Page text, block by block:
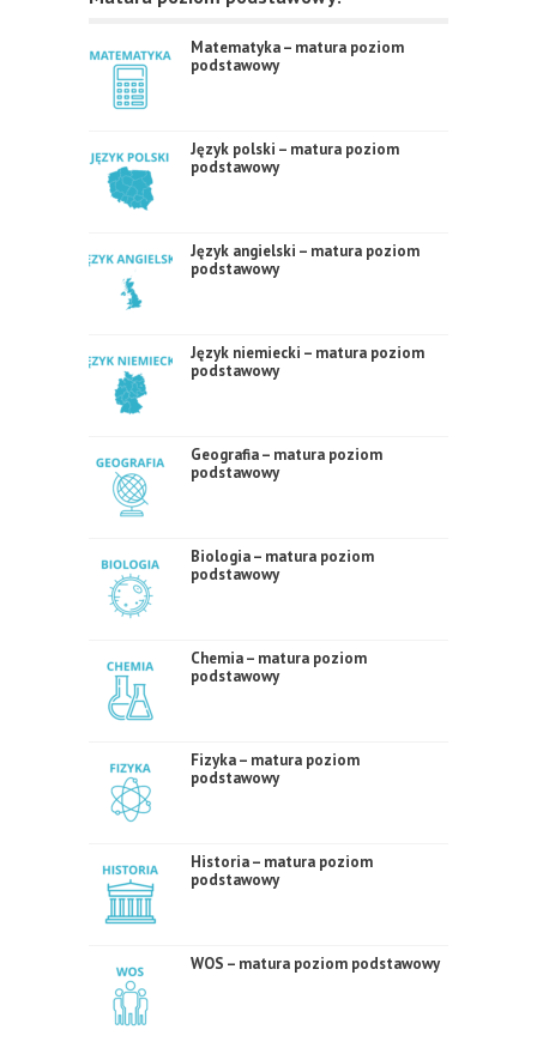
Matematyka – matura poziom
podstawowy
Język polski – matura poziom
podstawowy
Język angielski – matura poziom
podstawowy
Język niemiecki – matura poziom
podstawowy
Geografia – matura poziom
podstawowy
Biologia – matura poziom
podstawowy
Chemia – matura poziom
podstawowy
Fizyka – matura poziom
podstawowy
Historia – matura poziom
podstawowy
WOS – matura poziom podstawowy